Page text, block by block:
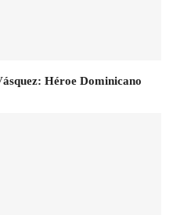
Héroe Dominicano